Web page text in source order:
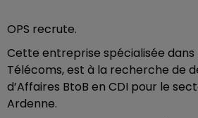
OPS recrute.
Cette entreprise spécialisée dans
Télécoms, est à la recherche de
d’Affaires BtoB en CDI pour le
Ardenne.